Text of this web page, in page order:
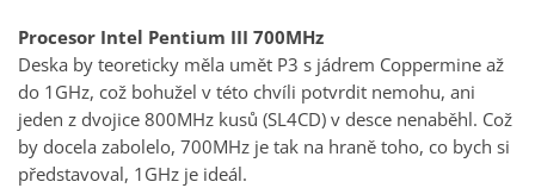
Procesor Intel Pentium III 700MHz
Deska by teoreticky měla umět P3 s jádrem Coppermine až
do 1GHz, což bohužel v této chvíli potvrdit nemohu, ani
jeden z dvojice 800MHz kusů (SL4CD) v desce nenaběhl. Což
by docela zabolelo, 700MHz je tak na hraně toho, co bych si
představoval, 1GHz je ideál.